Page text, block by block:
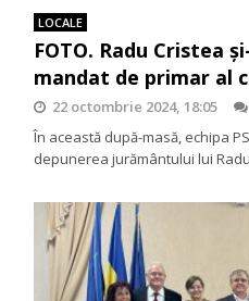
LOCALE
FOTO. Radu Cristea
mandat de primar al
22 octombrie 2024, 18:05
În această după-masă, echipa
depunerea jurământului lui